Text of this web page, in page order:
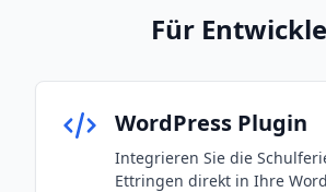
Für
WordPress Plugin
Integrieren Sie die
Ettringen direkt in Ihre